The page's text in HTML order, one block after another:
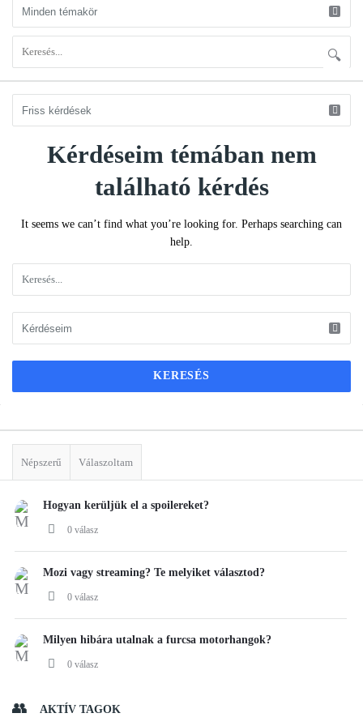
KÉRDÉSEM
Kérdéseim témában nem
található kérdés
It seems we can’t find what you’re looking for. Perhaps searching can
help.
Stats
Népszerű Válaszoltam
Hogyan kerüljük el a spoilereket?
0 válasz
Mozi vagy streaming? Te melyiket választod?
0 válasz
Milyen hibára utalnak a furcsa motorhangok?
0 válasz
AKTÍV TAGOK